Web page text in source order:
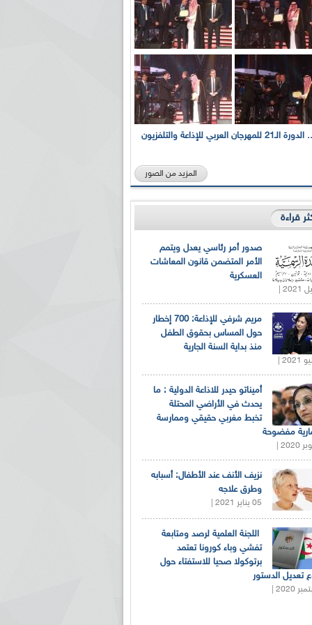
بالصور... الدورة الـ21 للمهرجان العربي للإذاعة والتلفزيون
المزيد من الصور
قراءة
صدور أمر رئاسي يعدل ويتمم
الأمر المتضمن قانون المعاشات
العسكرية
مريم شرفي للإذاعة: 700 إخطار
حول المساس بحقوق الطفل
منذ بداية السنة الجارية
أميناتو حيدر للاذاعة الدولية : ما
يحدث في الأراضي المحتلة
تخبط مغربي حقيقي وممارسة
مفضوحة
نزيف الأنف عند الأطفال: أسبابه
وطرق علاجه
05 يناير 2021 |
اللجنة العلمية لرصد ومتابعة
تفشي وباء كورونا تعتمد
برتوكولا صحيا للاستفتاء حول
تعديل الدستور